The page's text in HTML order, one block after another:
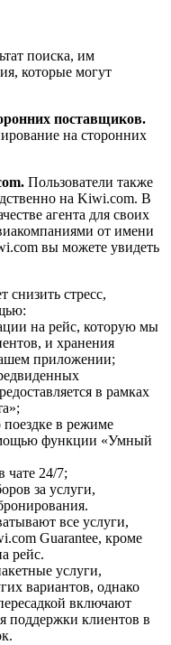
поиска, им
которые могут
поставщиков.
на сторонних
Пользователи также
на Kiwi.com. В
агента для своих
от имени
вы можете увидеть
снизить стресс,
на рейс, которую мы
и хранения
приложении;
в рамках
в режиме
функции «Умный
чате 24/7;
за услуги,
все услуги,
Guarantee, кроме
рейс.
услуги,
вариантов, однако
включают
поддержки клиентов в